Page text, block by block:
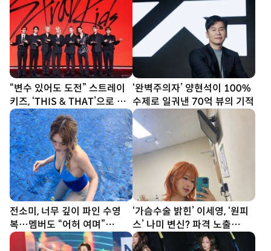
“변수 있어도 도전” 스트레이
키즈, ‘THIS & THAT’으로 보
여줄 새 얼굴 [종합]
‘완벽주의자’ 양현석이 100%
수제로 일궈낸 70억 뷰의 기적
전소미, 너무 깊이 파인 수영
복…멤버도 “어허 여며”
[DA★]
‘가슴수술 밝힌’ 이세영, ‘원피
스’ 나미 변신? 파격 노출
[DA★]